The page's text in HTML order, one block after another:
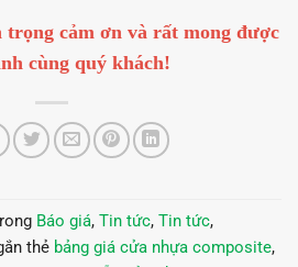
cảm ơn và rất mong được
cùng quý khách!
Báo giá, Tin tức, Tin tức,
thẻ bảng giá cửa nhựa composite,